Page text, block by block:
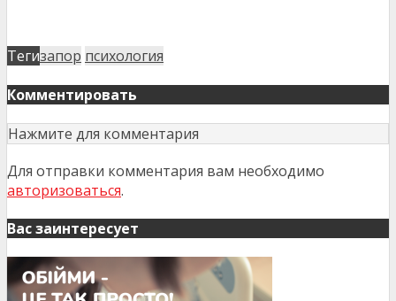
Тегизапор психология
Комментировать
Нажмите для комментария
Для отправки комментария вам необходимо
авторизоваться.
Вас заинтересует